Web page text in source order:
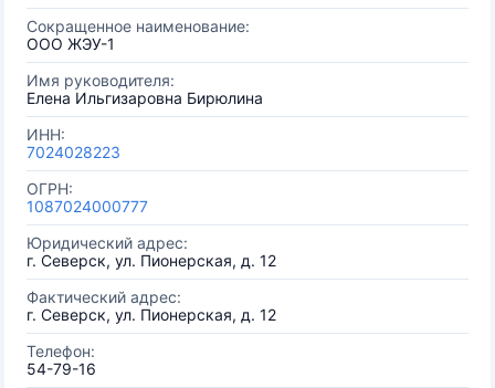
Сокращенное наименование:
ООО ЖЭУ-1
Имя руководителя:
Елена Ильгизаровна Бирюлина
ИНН:
7024028223
ОГРН:
1087024000777
Юридический адрес:
г. Северск, ул. Пионерская, д. 12
Фактический адрес:
г. Северск, ул. Пионерская, д. 12
Телефон:
54-79-16